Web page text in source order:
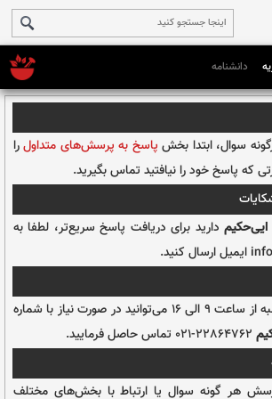
دانشنامه
بخشپاسخ به پرسش‌های متداولرا
نیافتید تماس بگیرید.
دریافت پاسخ سریع‌تر، لطفا به